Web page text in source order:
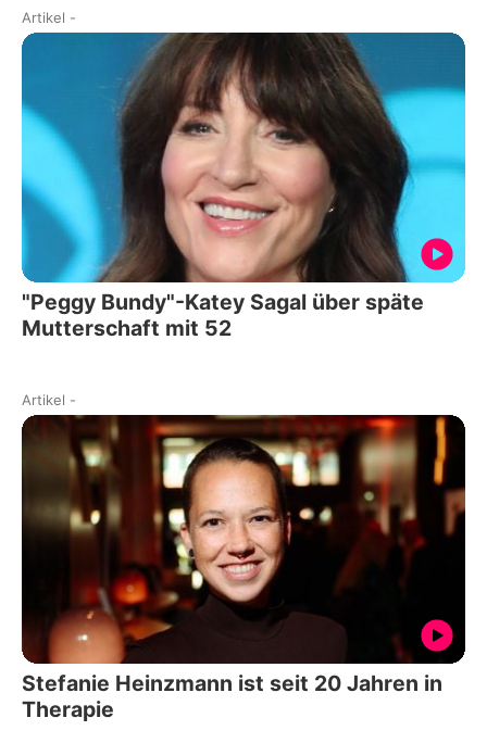
Artikel -
"Peggy Bundy"-Katey Sagal über späte
Mutterschaft mit 52
Artikel -
Stefanie Heinzmann ist seit 20 Jahren in
Therapie